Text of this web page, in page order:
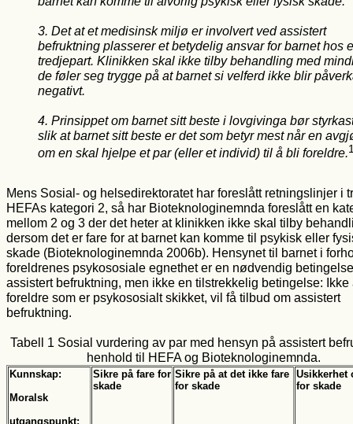
3. Det at et medisinsk miljø er involvert ved assistert
befruktning plasserer et betydelig ansvar for barnet hos
tredjepart. Klinikken skal ikke tilby behandling med
de føler seg trygge på at barnet si velferd ikke blir
negativt.
4. Prinsippet om barnet sitt beste i lovgivinga bør
slik at barnet sitt beste er det som betyr mest når en
om en skal hjelpe et par (eller et individ) til å bli foreldre.
Mens Sosial- og helsedirektoratet har foreslått retningslinjer i
HEFAs kategori 2, så har Bioteknologinemnda foreslått en
mellom 2 og 3 der det heter at klinikken ikke skal tilby
dersom det er fare for at barnet kan komme til psykisk eller
skade (Bioteknologinemnda 2006b). Hensynet til barnet i
foreldrenes psykososiale egnethet er en nødvendig
assistert befruktning, men ikke en tilstrekkelig betingelse: Ikke
foreldre som er psykososialt skikket, vil få tilbud om assistert
befruktning.
Tabell 1 Sosial vurdering av par med hensyn på assistert
henhold til HEFA og Bioteknologinemnda.
Kunnskap:
Moralsk
utgangspunkt:
Sikre på fare for
skade
Sikre på at det ikke fare
for skade
Usikkerhet
for skade